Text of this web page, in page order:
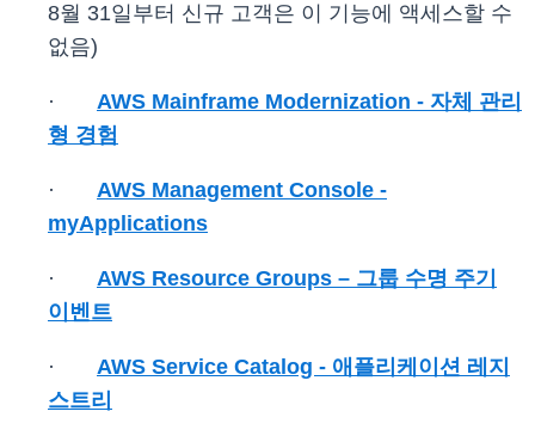
8월 31일부터 신규 고객은 이 기능에 액세스할 수
없음)
· AWS Mainframe Modernization - 자체 관리
형 경험
· AWS Management Console -
myApplications
· AWS Resource Groups – 그룹 수명 주기
이벤트
· AWS Service Catalog - 애플리케이션 레지
스트리